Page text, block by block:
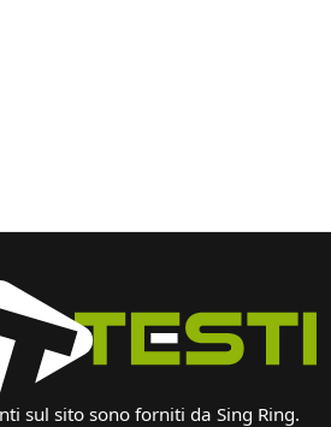
sul sito sono forniti da Sing Ring.